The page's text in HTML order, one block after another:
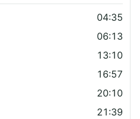
04:35
06:13
13:10
16:57
20:10
21:39